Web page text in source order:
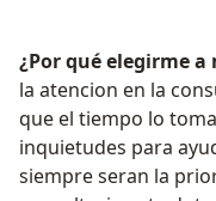
¿Por qué elegirme a
la atencion en la
que el tiempo lo
inquietudes para
siempre seran la